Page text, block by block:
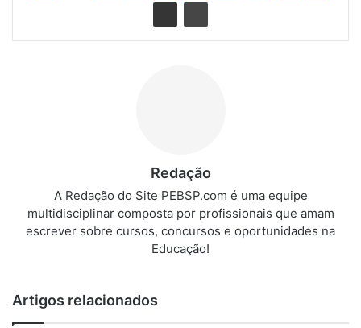
Redação
A Redação do Site PEBSP.com é uma equipe
multidisciplinar composta por profissionais que amam
escrever sobre cursos, concursos e oportunidades na
Educação!
Artigos relacionados